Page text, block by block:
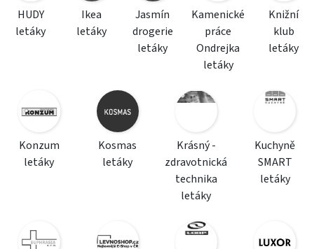
HUDY
letáky
Ikea
letáky
Jasmín
drogerie
letáky
Kamenické
práce
Ondrejka
letáky
Knižní
klub
letáky
Konzum
letáky
Kosmas
letáky
Krásný -
zdravotnická
technika
letáky
Kuchyně
SMART
letáky